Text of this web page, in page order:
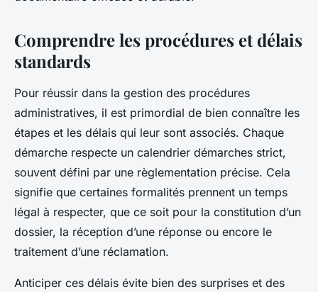
Comprendre les procédures et délais
standards
Pour réussir dans la gestion des procédures
administratives, il est primordial de bien connaître les
étapes et les délais qui leur sont associés. Chaque
démarche respecte un calendrier démarches strict,
souvent défini par une règlementation précise. Cela
signifie que certaines formalités prennent un temps
légal à respecter, que ce soit pour la constitution d’un
dossier, la réception d’une réponse ou encore le
traitement d’une réclamation.
Anticiper ces délais évite bien des surprises et des